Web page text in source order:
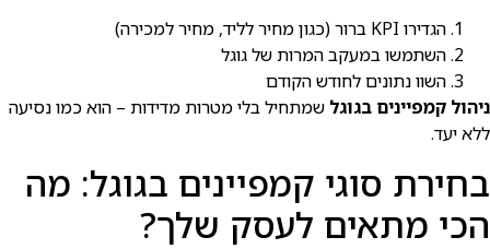
הגדירו KPI ברור (כגון מחיר לליד, מחיר למכירה)
השתמשו במעקב המרות של גוגל
השוו נתונים לחודש הקודם
ניהול קמפיינים בגוגל שמתחיל בלי מטרות מדידות – הוא כמו נסיעה
ללא יעד.
בחירת סוגי קמפיינים בגוגל: מה
הכי מתאים לעסק שלך?